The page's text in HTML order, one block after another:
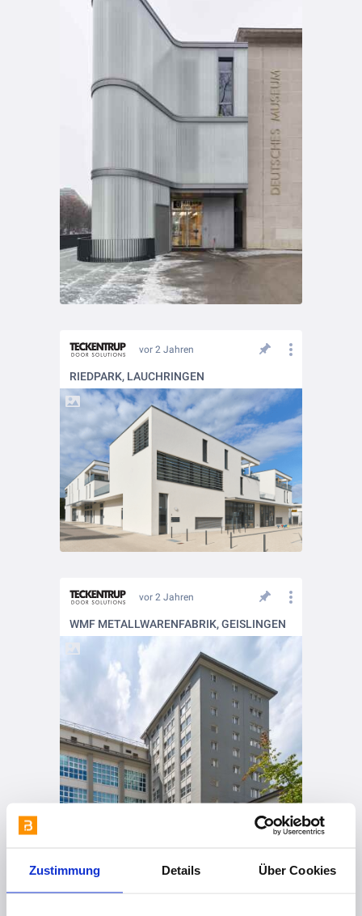
Zustimmung Details Über Cookies
vor 2 Jahren
RIEDPARK, LAUCHRINGEN
vor 2 Jahren
WMF METALLWARENFABRIK, GEISLINGEN